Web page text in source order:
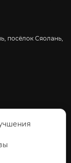
посёлок Сяолань,